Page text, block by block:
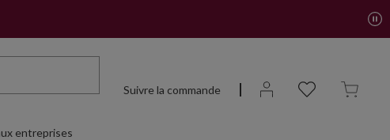
Suivre la commande
entreprises